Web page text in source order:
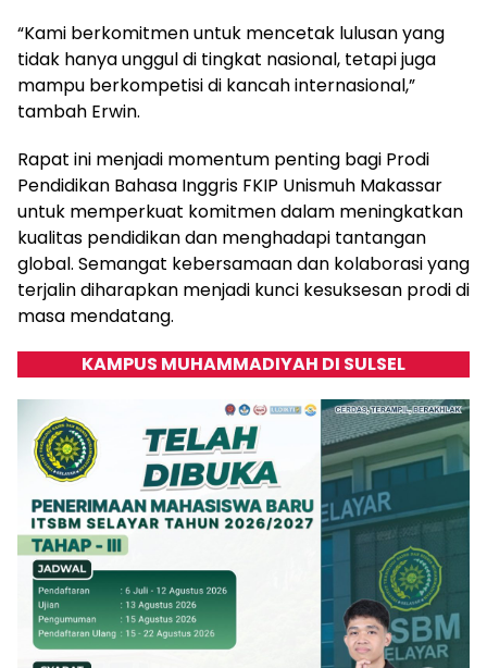
“Kami berkomitmen untuk mencetak lulusan yang
tidak hanya unggul di tingkat nasional, tetapi juga
mampu berkompetisi di kancah internasional,”
tambah Erwin.
Rapat ini menjadi momentum penting bagi Prodi
Pendidikan Bahasa Inggris FKIP Unismuh Makassar
untuk memperkuat komitmen dalam meningkatkan
kualitas pendidikan dan menghadapi tantangan
global. Semangat kebersamaan dan kolaborasi yang
terjalin diharapkan menjadi kunci kesuksesan prodi di
masa mendatang.
KAMPUS MUHAMMADIYAH DI SULSEL